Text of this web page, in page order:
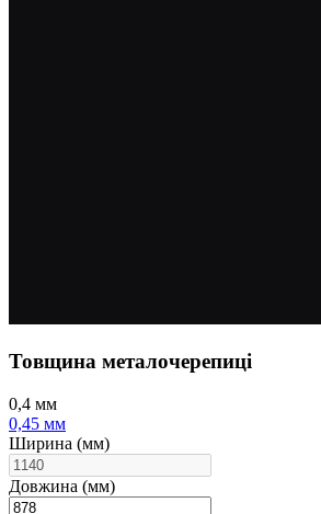
Товщина металочерепиці
0,4 мм
0,45 мм
Ширина (мм)
Довжина (мм)